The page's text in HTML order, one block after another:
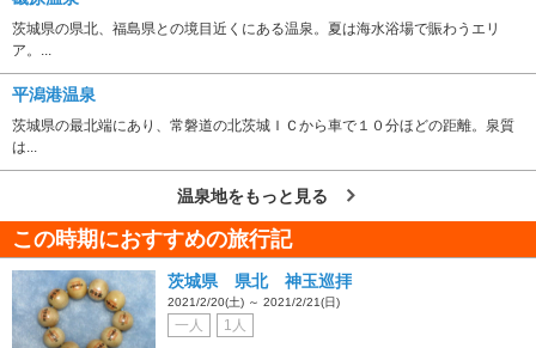
茨城県の県北、福島県との境目近くにある温泉。夏は海水浴場で賑わうエリ
ア。...
平潟港温泉
茨城県の最北端にあり、常磐道の北茨城ＩＣから車で１０分ほどの距離。泉質
は...
温泉地をもっと見る
この時期におすすめの旅行記
茨城県 県北 神玉巡拝
2021/2/20(土) ～ 2021/2/21(日)
一人 1人